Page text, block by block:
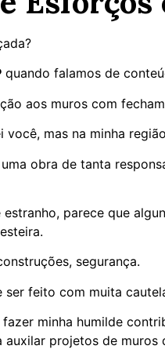
quando falamos de
aos muros com
você, mas na minha
obra de tanta
parece que
segurança.
ser feito com muita
minha humilde
projetos de muros